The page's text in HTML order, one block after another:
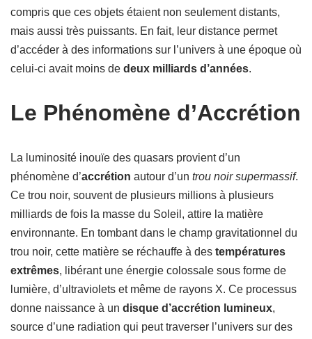
compris que ces objets étaient non seulement distants,
mais aussi très puissants. En fait, leur distance permet
d’accéder à des informations sur l’univers à une époque où
celui-ci avait moins de deux milliards d’années.
Le Phénomène d’Accrétion
La luminosité inouïe des quasars provient d’un
phénomène d’accrétion autour d’un trou noir supermassif.
Ce trou noir, souvent de plusieurs millions à plusieurs
milliards de fois la masse du Soleil, attire la matière
environnante. En tombant dans le champ gravitationnel du
trou noir, cette matière se réchauffe à des températures
extrêmes, libérant une énergie colossale sous forme de
lumière, d’ultraviolets et même de rayons X. Ce processus
donne naissance à un disque d’accrétion lumineux,
source d’une radiation qui peut traverser l’univers sur des